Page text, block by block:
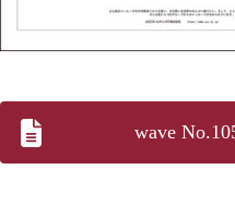
wave